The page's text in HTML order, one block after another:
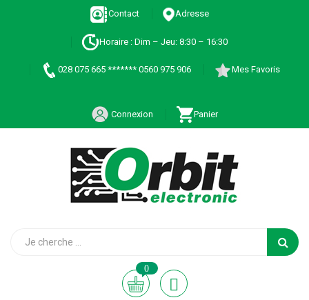
Contact Adresse
Horaire : Dim – Jeu: 8:30 – 16:30
028 075 665 ******* 0560 975 906 Mes Favoris
Connexion Panier
0